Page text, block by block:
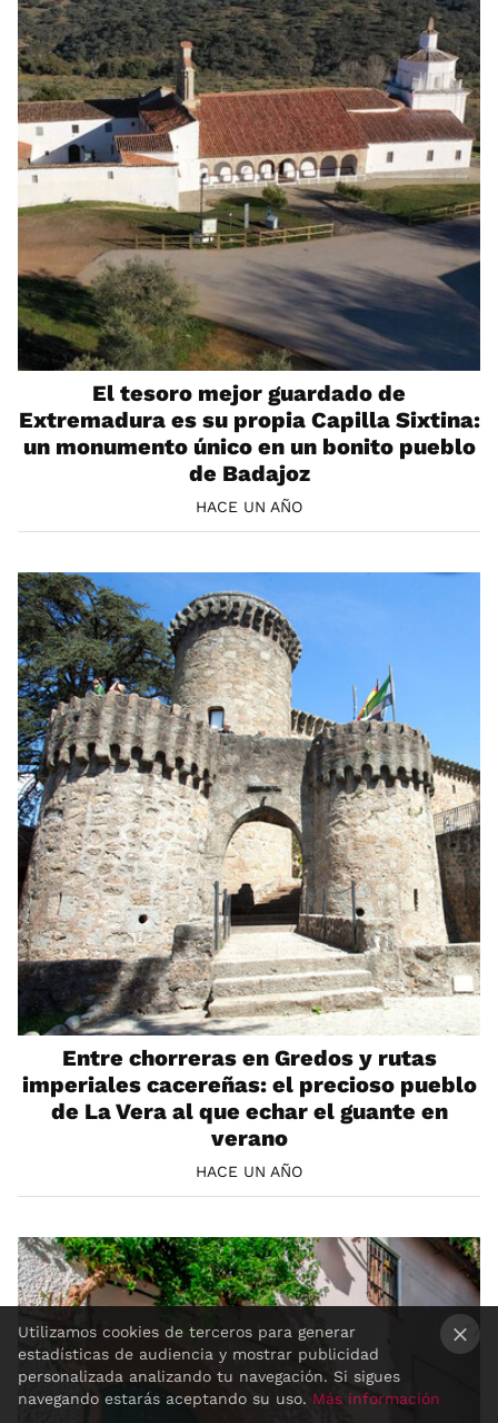
El tesoro mejor guardado de
Extremadura es su propia Capilla Sixtina:
un monumento único en un bonito pueblo
de Badajoz
HACE UN AÑO
Entre chorreras en Gredos y rutas
imperiales cacereñas: el precioso pueblo
de La Vera al que echar el guante en
verano
HACE UN AÑO
Utilizamos cookies de terceros para generar
estadísticas de audiencia y mostrar publicidad
personalizada analizando tu navegación. Si sigues
navegando estarás aceptando su uso. Más información